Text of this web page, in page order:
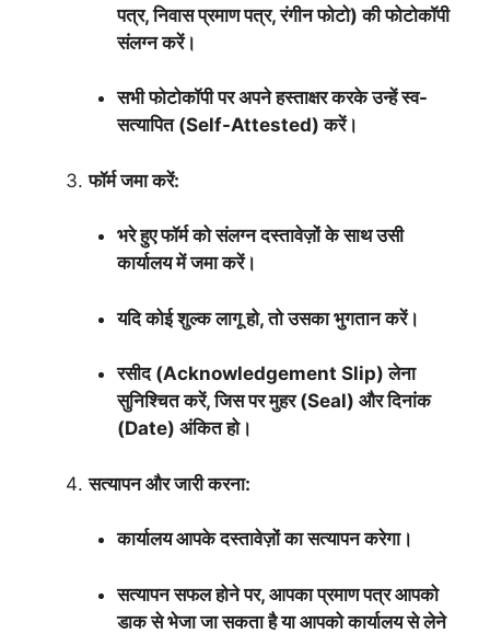
पत्र, निवास प्रमाण पत्र, रंगीन फोटो) की फोटोकॉपी
संलग्न करें।
सभी फोटोकॉपी पर अपने हस्ताक्षर करके उन्हें स्व-
सत्यापित (Self-Attested) करें।
फॉर्म जमा करें:
भरे हुए फॉर्म को संलग्न दस्तावेज़ों के साथ उसी
कार्यालय में जमा करें।
यदि कोई शुल्क लागू हो, तो उसका भुगतान करें।
रसीद (Acknowledgement Slip) लेना
सुनिश्चित करें, जिस पर मुहर (Seal) और दिनांक
(Date) अंकित हो।
सत्यापन और जारी करना:
कार्यालय आपके दस्तावेज़ों का सत्यापन करेगा।
सत्यापन सफल होने पर, आपका प्रमाण पत्र आपको
डाक से भेजा जा सकता है या आपको कार्यालय से लेने